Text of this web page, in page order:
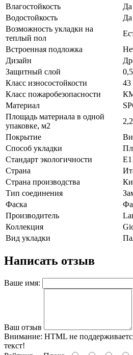
Влагостойкость
Да
Водостойкость
Да
Возможность укладки на
теплый пол
Встроенная подложка
Дизайн
Защитный слой
0,5
Класс износостойкости
43
Класс пожаробезопасности
Материал
Площадь материала в одной
упаковке, м2
Покрытие
Способ укладки
Стандарт экологичности
E1
Страна
Страна производства
Тип соединения
Фаска
Производитель
Коллекция
Вид укладки
Написать отзыв
Ваше имя:
Ваш отзыв
Внимание: HTML не
текст!